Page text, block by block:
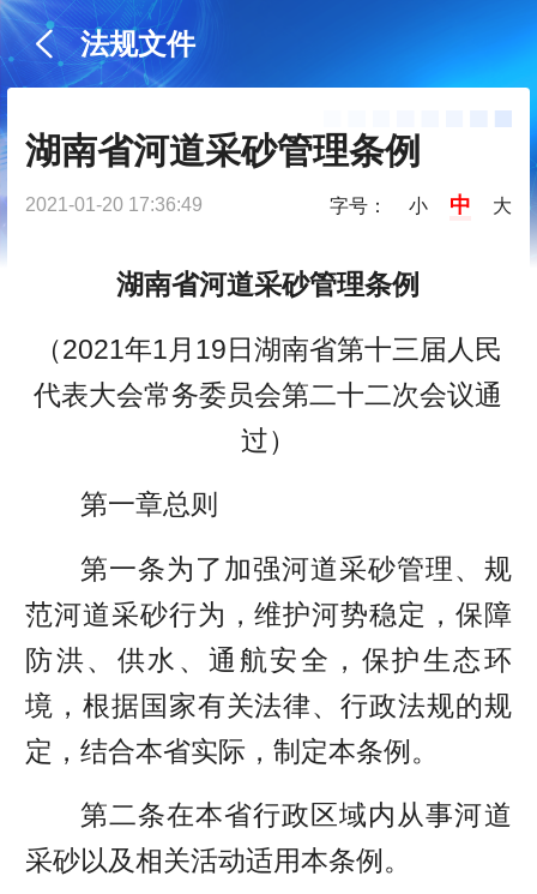
法规文件
湖南省河道采砂管理条例
2021-01-20 17:36:49 字号： 小 中 大
湖南省河道采砂管理条例
（2021年1月19日湖南省第十三届人民
代表大会常务委员会第二十二次会议通
过）
第一章总则
第一条为了加强河道采砂管理、规
范河道采砂行为，维护河势稳定，保障
防洪、供水、通航安全，保护生态环
境，根据国家有关法律、行政法规的规
定，结合本省实际，制定本条例。
第二条在本省行政区域内从事河道
采砂以及相关活动适用本条例。